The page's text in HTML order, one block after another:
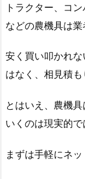
トラクター、コ
などの農機具は業
安く買い叩かれ
はなく、相見積も
とはいえ、農機
いくのは現実的で
まずは手軽にネ